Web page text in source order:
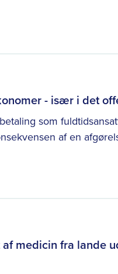
- især i det
som
af en
medicin fra lande